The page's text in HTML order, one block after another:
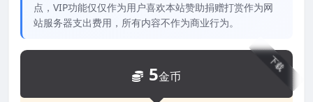
点，VIP功能仅仅作为用户喜欢本站赞助捐赠打赏作为网
站服务器支出费用，所有内容不作为商业行为。
下载
5金币